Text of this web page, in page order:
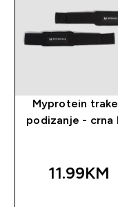
Myprotein
podizanje - crna
11.99KM‎